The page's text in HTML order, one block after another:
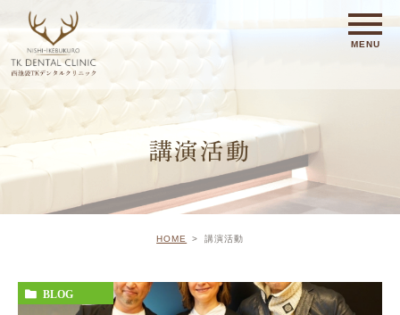
講演活動
HOME 講演活動
BLOG